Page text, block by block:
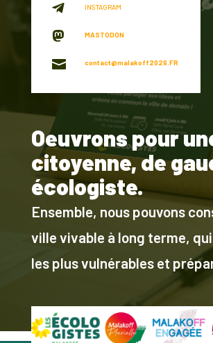
 INSTAGRAM
 MASTODON
 contact@malakoff2026.FR
Oeuvrons pour
citoyenne, de
écologiste.
Ensemble, nous pouvons
ville vivable à long terme,
les plus vulnérables et